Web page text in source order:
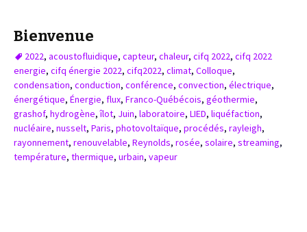
Bienvenue
2022, acoustofluidique, capteur, chaleur, cifq 2022, cifq 2022
energie, cifq énergie 2022, cifq2022, climat, Colloque,
condensation, conduction, conférence, convection, électrique,
énergétique, Énergie, flux, Franco-Québécois, géothermie,
grashof, hydrogène,îlot, Juin, laboratoire, LIED, liquéfaction,
nucléaire, nusselt, Paris, photovoltaïque, procédés, rayleigh,
rayonnement, renouvelable, Reynolds, rosée, solaire, streaming,
température, thermique, urbain, vapeur